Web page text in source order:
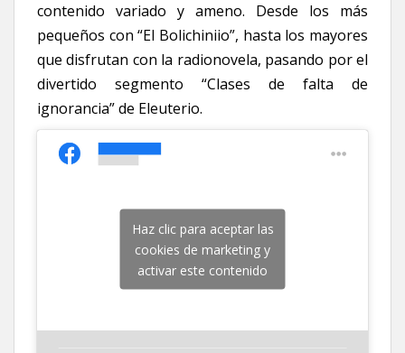
contenido variado y ameno. Desde los más
pequeños con “El Bolichiniio”, hasta los mayores
que disfrutan con la radionovela, pasando por el
divertido segmento “Clases de falta de
ignorancia” de Eleuterio.
Haz clic para aceptar las
cookies de marketing y
activar este contenido